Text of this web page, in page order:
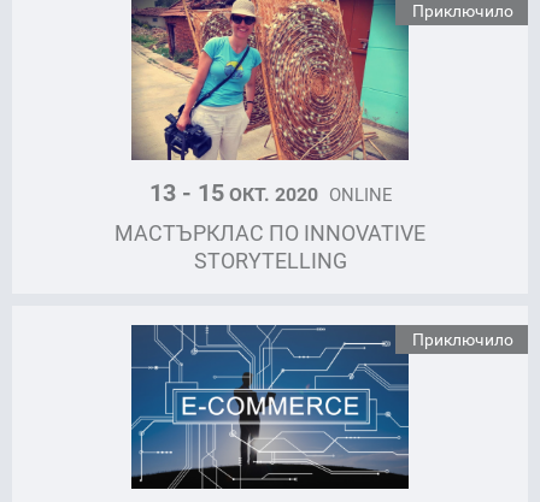
Приключило
13 - 15ОКТ. 2020 ONLINE
МАСТЪРКЛАС ПО INNOVATIVE
STORYTELLING
Приключило